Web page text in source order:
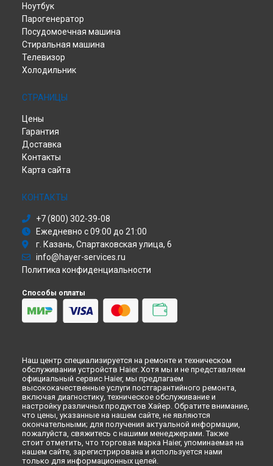
Ноутбук
Парогенератор
Посудомоечная машина
Стиральная машина
Телевизор
Холодильник
СТРАНИЦЫ
Цены
Гарантия
Доставка
Контакты
Карта сайта
КОНТАКТЫ
+7 (800) 302-39-08
Ежедневно с 09:00 до 21:00
г. Казань, Спартаковская улица, 6
info@hayer-services.ru
Политика конфиденциальности
Способы оплаты
Наш центр специализируется на ремонте и техническом
обслуживании устройств Haier. Хотя мы и не представляем
официальный сервис Haier, мы предлагаем
высококачественные услуги постгарантийного ремонта,
включая диагностику, техническое обслуживание и
настройку различных продуктов Хайер. Обратите внимание,
что цены, указанные на нашем сайте, не являются
окончательными; для получения актуальной информации,
пожалуйста, свяжитесь с нашими менеджерами. Также
стоит отметить, что торговая марка Haier, упоминаемая на
нашем сайте, зарегистрирована и используется нами
только для информационных целей.